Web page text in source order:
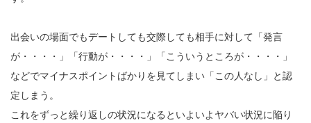
出会いの場面でもデートしても交際しても相手に対して「発言
が・・・・」「行動が・・・・」「こういうところが・・・・」
などでマイナスポイントばかりを見てしまい「この人なし」と認
定しまう。
これをずっと繰り返しの状況になるといよいよヤバい状況に陥り